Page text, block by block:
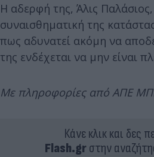
Η αδερφή της, Άλις
συναισθηματική της
πως αδυνατεί ακόμη να
της ενδέχεται να μην είναι
Με πληροφορίες από ΑΠΕ
Κάνε κλικ και δες
Flash.grστην